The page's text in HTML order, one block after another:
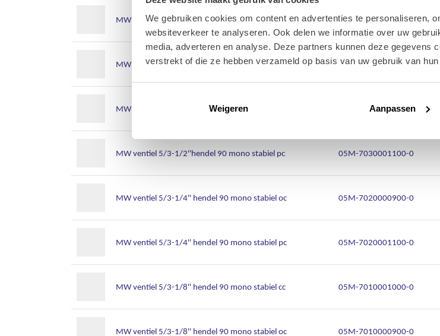
We gebruiken cookies om content en advertenties te personaliseren,
websiteverkeer te analyseren. Ook delen we informatie over uw
media, adverteren en analyse. Deze partners kunnen deze gegevens
verstrekt of die ze hebben verzameld op basis van uw gebruik van
Weigeren Aanpassen
Onze diensten
Over Kalkhuis
Contact
MW ventiel 5/3 iso 2 el.mono stabiel cc m12 05M-7055022100-0
MW ventiel 5/3-1/2''hendel 90 mono stabiel cc 05M-7030001000-0
MW ventiel 5/3-1/2''hendel 90 mono stabiel oc 05M-7030000900-0
MW ventiel 5/3-1/2''hendel 90 mono stabiel pc 05M-7030001100-0
MW ventiel 5/3-1/4'' hendel 90 mono stabiel oc 05M-7020000900-0
MW ventiel 5/3-1/4'' hendel 90 mono stabiel pc 05M-7020001100-0
MW ventiel 5/3-1/8'' hendel 90 mono stabiel cc 05M-7010001000-0
MW ventiel 5/3-1/8'' hendel 90 mono stabiel oc 05M-7010000900-0